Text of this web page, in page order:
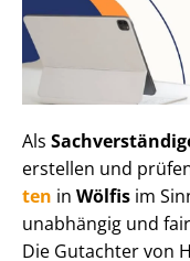
Als
erstellen und
ten in Wölfis im
unabhängig und
Die Gutachter von